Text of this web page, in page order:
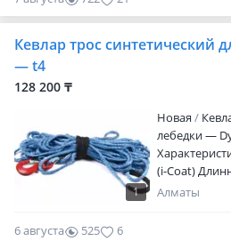
троса
Материал
Кевлар трос синтетический
— t4
128 200 ₸
1
Новая
лебедки —
(i-Coat)
мм Усилие
Алматы
6 августа 525 6